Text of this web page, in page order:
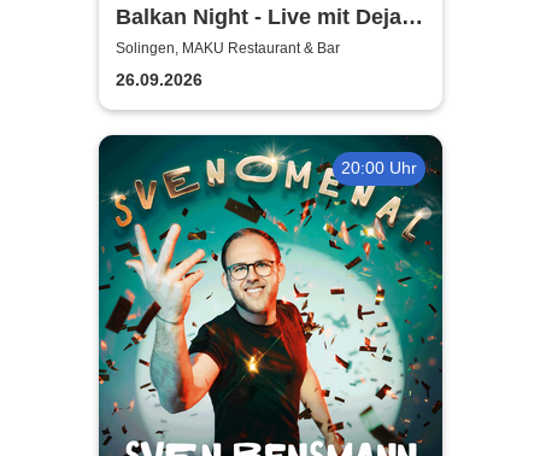
Balkan Night - Live mit Dejan
Crnogorevi & Tijana Gaji
Solingen, MAKU Restaurant & Bar
26.09.2026
20:00 Uhr